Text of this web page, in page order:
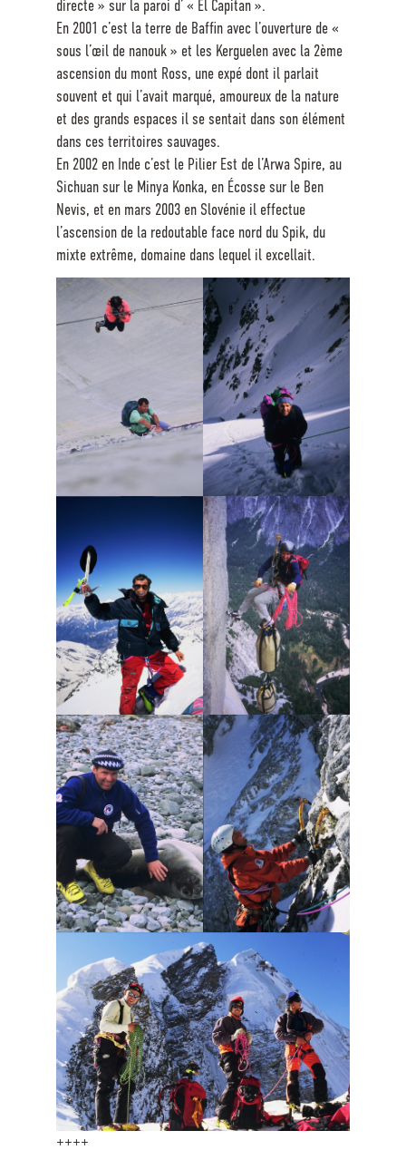
directe » sur la paroi d’ « El Capitan ».
En 2001 c’est la terre de Baffin avec l’ouverture de «
sous l’œil de nanouk » et les Kerguelen avec la 2ème
ascension du mont Ross, une expé dont il parlait
souvent et qui l’avait marqué, amoureux de la nature
et des grands espaces il se sentait dans son élément
dans ces territoires sauvages.
En 2002 en Inde c’est le Pilier Est de l’Arwa Spire, au
Sichuan sur le Minya Konka, en Écosse sur le Ben
Nevis, et en mars 2003 en Slovénie il effectue
l’ascension de la redoutable face nord du Spik, du
mixte extrême, domaine dans lequel il excellait.
++++